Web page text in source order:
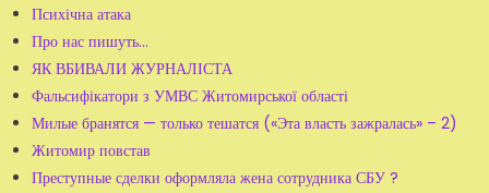
Психічна атака
Про нас пишуть...
ЯК ВБИВАЛИ ЖУРНАЛІСТА
Фальсифікатори з УМВС Житомирської області
Милые бранятся — только тешатся («Эта власть зажралась» – 2)
Житомир повстав
Преступные сделки оформляла жена сотрудника СБУ ?